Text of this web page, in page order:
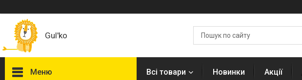
Gul'ko
Меню Всі товари Новинки Акції